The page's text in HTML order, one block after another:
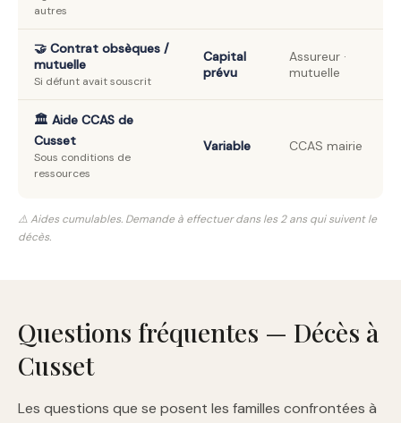
autres
🤝 Contrat obsèques /
mutuelle
Si défunt avait souscrit
Capital
prévu
Assureur ·
mutuelle
🏛️ Aide CCAS de
Cusset
Sous conditions de
ressources
Variable CCAS mairie
⚠️ Aides cumulables. Demande à effectuer dans les 2 ans qui suivent le
décès.
Questions fréquentes — Décès à
Cusset
Les questions que se posent les familles confrontées à